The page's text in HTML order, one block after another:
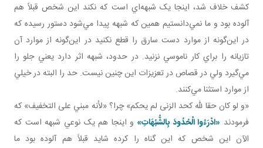
کشف خلاف شد، اينجا يک شبهه‌اي است که نکند اين شخص قبلاً هم
آلوده بود و ما نمي‌دانستيم همين که شبهه پيدا مي‌شود دستور رسيده که
در اين‌گونه از موارد دست سارق را قطع نکنيد در اين‌گونه از موارد آن
تازيانه را براي کار ناموسي نزنيد. در حدود، شبهه اثر دارد يعني جلو را
مي‌گيرد ولي در قصاص در تعزيزات اين چنين نيست. حد را البته در خيلي
از موارد استثنا مي‌کنند.
«و لو كان حقا لله كحد الزنى لم يحكم» چرا؟ «لأنه مبني على التخفيف» که
فرمودند «ادْرَءُوا الْحُدُودَ بِالشُّبُهَاتِ» و اينجا هم يک نوعي شبهه است که
الآن اين شخص که اين گناه را کرده شايد قبلاً هم آلوده بود ما